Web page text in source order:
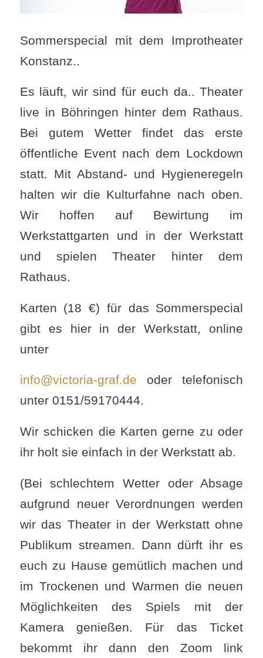
Sommerspecial mit dem Improtheater
Konstanz..
Es läuft, wir sind für euch da.. Theater
live in Böhringen hinter dem Rathaus.
Bei gutem Wetter findet das erste
öffentliche Event nach dem Lockdown
statt. Mit Abstand- und Hygieneregeln
halten wir die Kulturfahne nach oben.
Wir hoffen auf Bewirtung im
Werkstattgarten und in der Werkstatt
und spielen Theater hinter dem
Rathaus.
Karten (18 €) für das Sommerspecial
gibt es hier in der Werkstatt, online
unter
info@victoria-graf.de oder telefonisch
unter 0151/59170444.
Wir schicken die Karten gerne zu oder
ihr holt sie einfach in der Werkstatt ab.
(Bei schlechtem Wetter oder Absage
aufgrund neuer Verordnungen werden
wir das Theater in der Werkstatt ohne
Publikum streamen. Dann dürft ihr es
euch zu Hause gemütlich machen und
im Trockenen und Warmen die neuen
Möglichkeiten des Spiels mit der
Kamera genießen. Für das Ticket
bekommt ihr dann den Zoom link